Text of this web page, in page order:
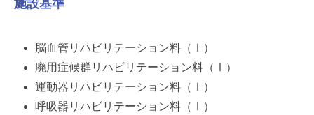
施設基準
脳血管リハビリテーション料（Ⅰ）
廃用症候群リハビリテーション料（Ⅰ）
運動器リハビリテーション料（Ⅰ）
呼吸器リハビリテーション料（Ⅰ）